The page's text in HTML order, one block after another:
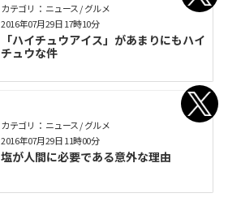
カテゴリ： ニュース / グルメ
「ハイチュウアイス」があまりにもハイ
チュウな件
2016年07月29日 17時10分
カテゴリ： ニュース / グルメ
塩が人間に必要である意外な理由
2016年07月29日 11時00分